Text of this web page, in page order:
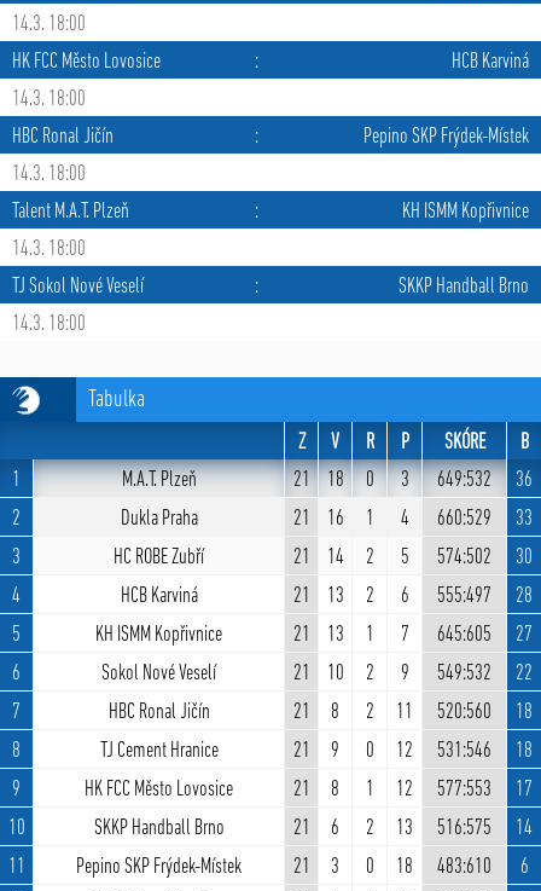
14.3. 18:00
HK FCC Město Lovosice
:
HCB Karviná
14.3. 18:00
HBC Ronal Jičín
:
Pepino SKP Frýdek-Místek
14.3. 18:00
Talent M.A.T. Plzeň
:
KH ISMM Kopřivnice
14.3. 18:00
TJ Sokol Nové Veselí
:
SKKP Handball Brno
14.3. 18:00
Tabulka
Z V R P SKÓRE
B
1
M.A.T. Plzeň 21 18 0 3 649:532
36
2
Dukla Praha 21 16 1 4 660:529
33
3
HC ROBE Zubří 21 14 2 5 574:502
30
4
HCB Karviná 21 13 2 6 555:497
28
5
KH ISMM Kopřivnice 21 13 1 7 645:605
27
6
Sokol Nové Veselí 21 10 2 9 549:532
22
7
HBC Ronal Jičín 21 8 2 11 520:560
18
8
TJ Cement Hranice 21 9 0 12 531:546
18
9
HK FCC Město Lovosice 21 8 1 12 577:553
17
10
SKKP Handball Brno 21 6 2 13 516:575
14
11
Pepino SKP Frýdek-Místek 21 3 0 18 483:610
6